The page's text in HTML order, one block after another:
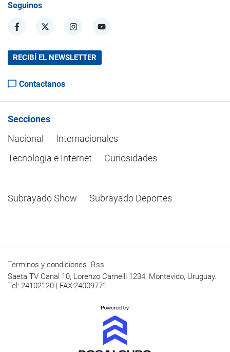
Seguinos
RECIBÍ EL NEWSLETTER
Contactanos
Secciones
Nacional
Internacionales
Tecnología e Internet
Curiosidades
Subrayado Show Subrayado Deportes
Terminos y condiciones Rss
Saeta TV Canal 10, Lorenzo Carnelli 1234, Montevido, Uruguay.
Tel: 24102120 | FAX:24009771